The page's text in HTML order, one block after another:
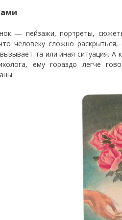
— пейзажи, портреты,
человеку сложно
та или иная ситуация. А
ему гораздо легче